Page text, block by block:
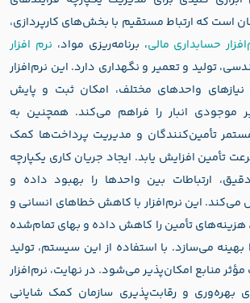
است که ارتباط مستقیم با بخش‌های کارپردازی،
حسابداری مالی، برنامه‌ریزی مواد، نرم‌ افزار
تولید و تعمیر و نگهداری دارد. این نرم‌افزار
نیازهای واحدهای مختلف، امکان ثبت و پایش
موجودی انبار را فراهم می‌کند. همچنین به
تأمین‌کنندگان و مدیریت پرداخت‌ها کمک
تأمین افزایش یابد. ایجاد جریان کاری یکپارچه
ارتباطات بین واحدها را بهبود داده و
این نرم‌افزار با کاهش خطاهای انسانی و
هزینه‌های تأمین را کاهش داده و بهای تمام‌شده
می‌سازد. با استفاده از این سیستم، تولید
منابع امکان‌پذیر می‌شود. در نهایت، نرم‌افزار
بهره‌وری و رقابت‌پذیری سازمان کمک شایانی